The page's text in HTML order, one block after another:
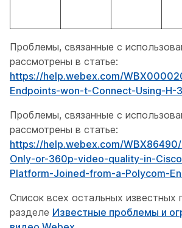
Проблемы, связанные с
рассмотрены в статье:
https://help.webex.com/
Endpoints-won-t-Connect-Using-H-
Проблемы, связанные с
рассмотрены в статье:
https://help.webex.com/
Only-or-360p-video-quality-in-
Platform-Joined-from-a-Polycom-
Список всех остальных известных
разделе Известные проблемы и